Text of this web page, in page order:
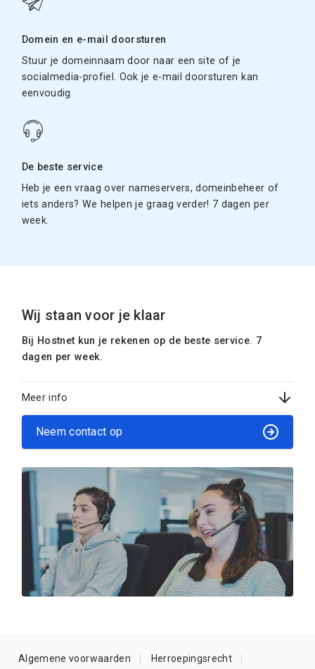
Domein en e-mail doorsturen
Stuur je domeinnaam door naar een site of je
socialmedia-profiel. Ook je e-mail doorsturen kan
eenvoudig.
De beste service
Heb je een vraag over nameservers, domeinbeheer of
iets anders? We helpen je graag verder! 7 dagen per
week.
Wij staan voor je klaar
Bij Hostnet kun je rekenen op de beste service. 7
dagen per week.
Meer info
Neem contact op
Algemene voorwaarden Herroepingsrecht